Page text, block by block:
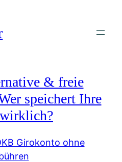
& freie
speichert Ihre
Girokonto ohne